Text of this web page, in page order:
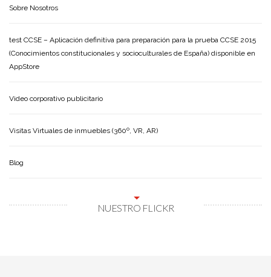
Sobre Nosotros
test CCSE – Aplicación definitiva para preparación para la prueba CCSE 2015
(Conocimientos constitucionales y socioculturales de España) disponible en
AppStore
Video corporativo publicitario
Visitas Virtuales de inmuebles (360º, VR, AR)
Blog
NUESTRO FLICKR